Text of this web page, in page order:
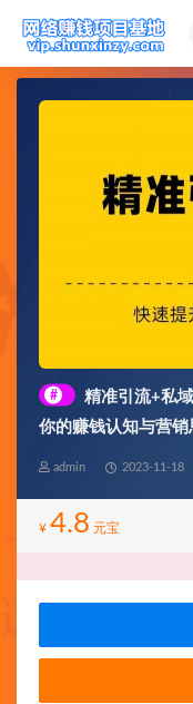
#
精准引流+私
你的赚钱认知与营销
admin 2023-11-18
¥ 4.8 元宝